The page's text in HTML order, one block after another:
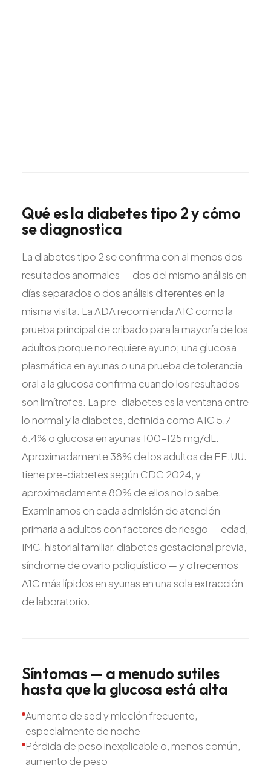
Quéesla diabetestipo 2ycómo
sediagnostica
La diabetes tipo 2 se confirma con al menos dos
resultados anormales — dos del mismo análisis en
días separados o dos análisis diferentes en la
misma visita. La ADA recomienda A1C como la
prueba principal de cribado para la mayoría de los
adultos porque no requiere ayuno; una glucosa
plasmática en ayunas o una prueba de tolerancia
oral a la glucosa confirma cuando los resultados
son limítrofes. La pre-diabetes es la ventana entre
lo normal y la diabetes, definida como A1C 5.7-
6.4% o glucosa en ayunas 100-125 mg/dL.
Aproximadamente 38% de los adultos de EE.UU.
tiene pre-diabetes según CDC 2024, y
aproximadamente 80% de ellos no lo sabe.
Examinamos en cada admisión de atención
primaria a adultos con factores de riesgo — edad,
IMC, historial familiar, diabetes gestacional previa,
síndrome de ovario poliquístico — y ofrecemos
A1C más lípidos en ayunas en una sola extracción
de laboratorio.
Síntomas— a menudosutiles
hasta quela glucosa está alta
Aumento de sed y micción frecuente,
especialmente de noche
Pérdida de peso inexplicable o, menos común,
aumento de peso